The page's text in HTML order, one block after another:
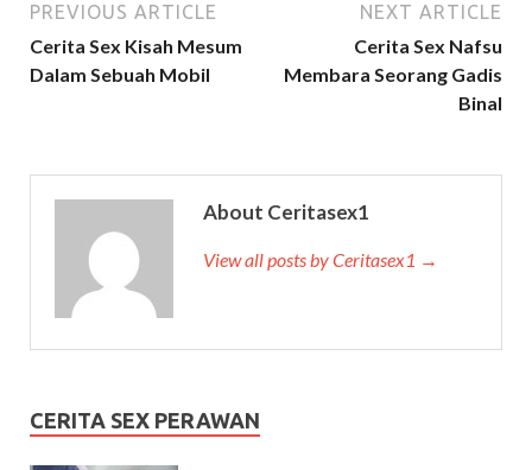
PREVIOUS ARTICLE
Cerita Sex Kisah Mesum
Dalam Sebuah Mobil
NEXT ARTICLE
Cerita Sex Nafsu
Membara Seorang Gadis
Binal
About Ceritasex1
View all posts by Ceritasex1 →
CERITA SEX PERAWAN